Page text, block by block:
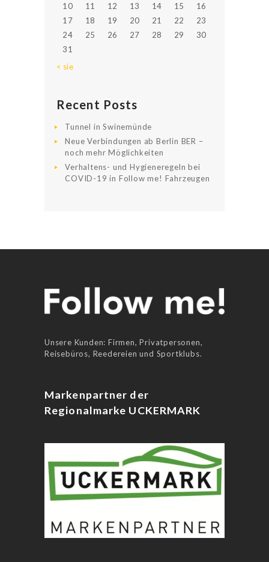
10
11 12 13 14 15
16
17
18 19 20 21 22
23
24
25 26 27 28 29
30
31
« sie
Recent Posts
Tunnel in Swinemünde
Neue Verbindungen ab Berlin BER –
noch mehr Möglichkeiten
Verhaltens- und Hygieneregeln bei
COVID-19 in Follow me! Fahrzeugen
Unsere Kunden: Firmen, Privatpersonen,
Reisebüros, Reedereien und Sportklubs.
Markenpartner der
Regionalmarke UCKERMARK